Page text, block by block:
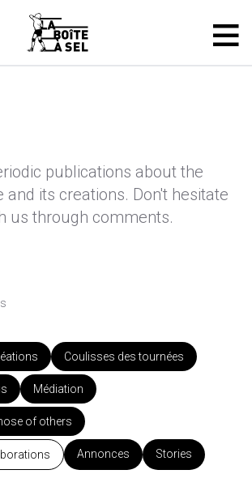
publications about the
and its creations. Don't hesitate
us through comments.
Coulisses des tournées
Médiation
of others
Annonces Stories